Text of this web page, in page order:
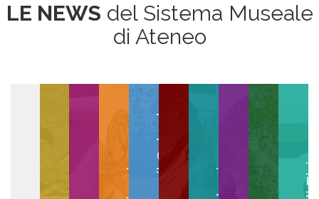
LE NEWS del Sistema Museale
di Ateneo